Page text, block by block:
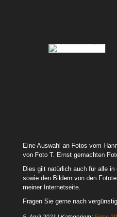
76 Candy Blue 01
Eine Auswahl an Fotos vom
von Foto T. Ernst gemachten
Dies gilt natürlich auch für alle
sowie den Bildern von den
meiner Internetseite.
Fragen Sie gerne nach